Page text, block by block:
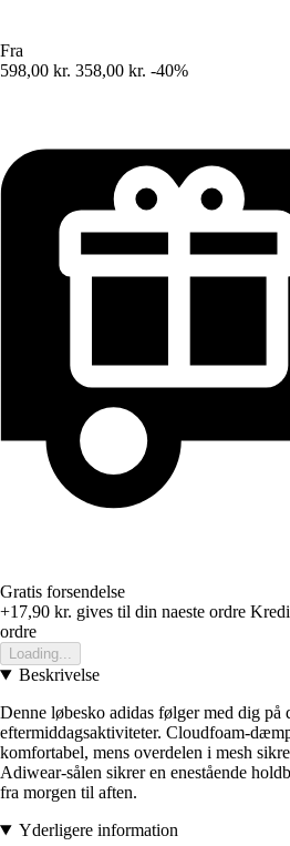
Fra
598,00 kr. 358,00 kr. -40%
Gratis forsendelse
+17,90 kr. gives til din naeste ordre
ordre
Loading...
Beskrivelse
Denne løbesko adidas følger med dig på
eftermiddagsaktiviteter. Cloudfoam-
komfortabel, mens overdelen i mesh
Adiwear-sålen sikrer en enestående
fra morgen til aften.
Yderligere information